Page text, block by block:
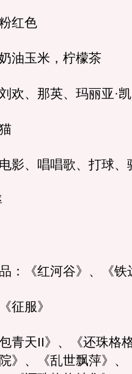
红色
玉米，柠檬茶
、那英、玛丽亚·
、唱唱歌、打球、
《红河谷》、《铁
服》
天II》、《还珠格
》、《乱世飘萍》、